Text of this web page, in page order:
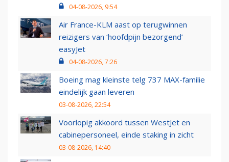
04-08-2026, 9:54
Air France-KLM aast op terugwinnen
reizigers van ‘hoofdpijn bezorgend’
easyJet
04-08-2026, 7:26
Boeing mag kleinste telg 737 MAX-familie
eindelijk gaan leveren
03-08-2026, 22:54
Voorlopig akkoord tussen WestJet en
cabinepersoneel, einde staking in zicht
03-08-2026, 14:40